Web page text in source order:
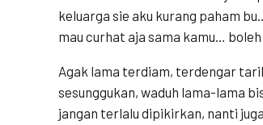
keluarga sie aku kurang paham
mau curhat aja sama kamu…
Agak lama terdiam, terdengar
sesunggukan, waduh lama-lama
jangan terlalu dipikirkan, nanti